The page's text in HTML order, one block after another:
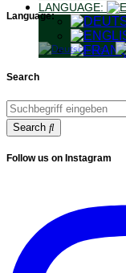
LANGUAGE:
Language:
Search
Search
Follow us on Instagram